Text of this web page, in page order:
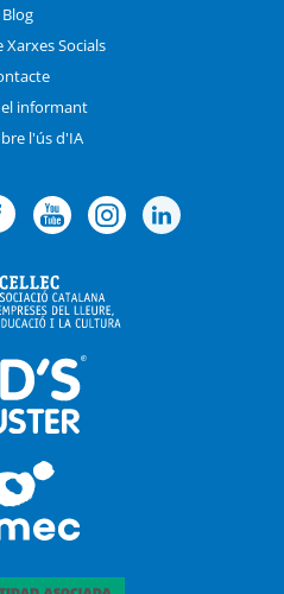
Blog
Xarxes Socials
informant
l'ús d'IA